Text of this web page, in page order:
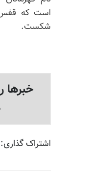
است که قفس
شکست.
خبرها
اشتراک گذاری: